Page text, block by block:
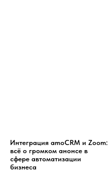
Интеграция amoCRM и Zoom:
всё о громком анонсе в
сфере автоматизации
бизнеса